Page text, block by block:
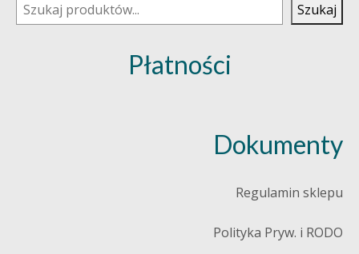
Szukaj
Płatności
Dokumenty
Regulamin sklepu
Polityka Pryw. i RODO